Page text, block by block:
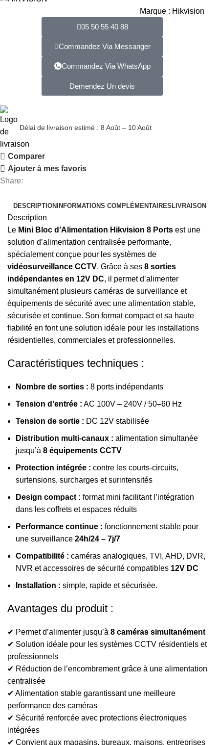
Marque : Hikvision
05 50 55 40 88
Commandez Via Messanger
Commandez Via WhatsApp
Demendez Un devis
Délai de livraison estimé : 8 Août – 10 Août
Comparer
Ajouter à mes favoris
Share:
DESCRIPTIONINFORMATIONS COMPLÉMENTAIRESLIVRAISON
Description
Le Mini Bloc d’Alimentation Hikvision 8 Ports est une
solution d’alimentation centralisée performante,
spécialement conçue pour les systèmes de
vidéosurveillance CCTV. Grâce à ses 8 sorties
indépendantes en 12V DC, il permet d’alimenter
simultanément plusieurs caméras de surveillance et
équipements de sécurité avec une alimentation stable,
sécurisée et continue. Son format compact et sa haute
fiabilité en font une solution idéale pour les installations
résidentielles, commerciales et professionnelles.
Caractéristiques techniques :
Nombre de sorties : 8 ports indépendants
Tension d’entrée : AC 100V – 240V / 50–60 Hz
Tension de sortie : DC 12V stabilisée
Distribution multi-canaux : alimentation simultanée
jusqu’à 8 équipements CCTV
Protection intégrée : contre les courts-circuits,
surtensions, surcharges et surintensités
Design compact : format mini facilitant l’intégration
dans les coffrets et espaces réduits
Performance continue : fonctionnement stable pour
une surveillance 24h/24 – 7j/7
Compatibilité : caméras analogiques, TVI, AHD, DVR,
NVR et accessoires de sécurité compatibles 12V DC
Installation : simple, rapide et sécurisée.
Avantages du produit :
✔ Permet d’alimenter jusqu’à 8 caméras simultanément
✔ Solution idéale pour les systèmes CCTV résidentiels et
professionnels
✔ Réduction de l’encombrement grâce à une alimentation
centralisée
✔ Alimentation stable garantissant une meilleure
performance des caméras
✔ Sécurité renforcée avec protections électroniques
intégrées
✔ Convient aux magasins, bureaux, maisons, entreprises